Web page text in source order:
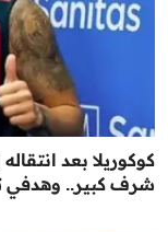
كوكوريلا بعد
شرف كبير.. وهدفي